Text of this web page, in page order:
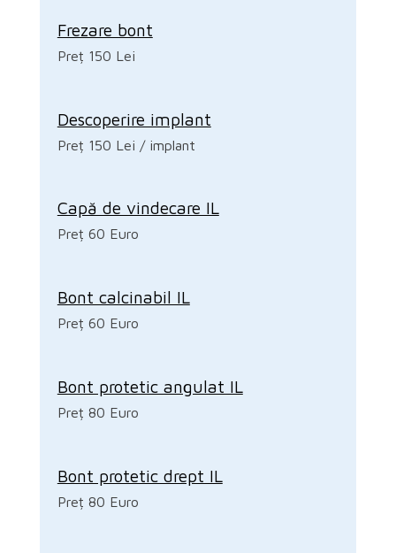
Frezare bont
Preț 150 Lei
Descoperire implant
Preț 150 Lei / implant
Capă de vindecare IL
Preț 60 Euro
Bont calcinabil IL
Preț 60 Euro
Bont protetic angulat IL
Preț 80 Euro
Bont protetic drept IL
Preț 80 Euro